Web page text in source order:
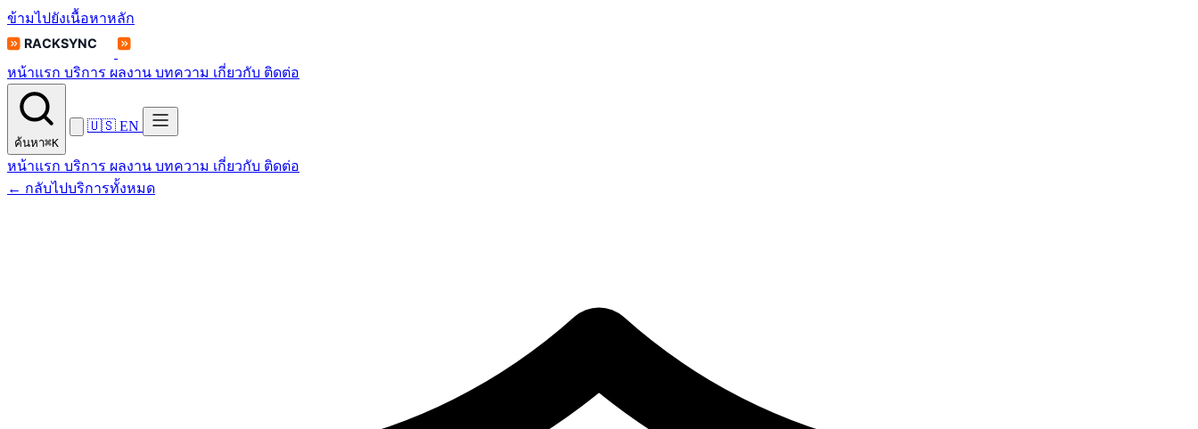
ข้ามไปยังเนื้อหาหลัก
หน้าแรก บริการ ผลงาน บทความ เกี่ยวกับ ติดต่อ
ค้นหา⌘K
🇺🇸 EN
หน้าแรก บริการ ผลงาน บทความ เกี่ยวกับ ติดต่อ
← กลับไปบริการทั้งหมด